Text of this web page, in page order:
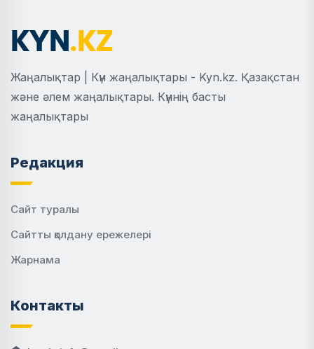
Жаңалықтар | Күн жаңалықтары - Kyn.kz. Қазақстан
және әлем жаңалықтары. Күннің басты
жаңалықтары
Редакция
Сайт туралы
Сайтты қолдану ережелері
Жарнама
Контакты